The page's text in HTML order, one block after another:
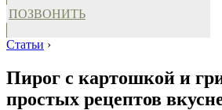
ПОЗВОНИТЬ
Статьи ›
Пирог с картошкой и
простых рецептов